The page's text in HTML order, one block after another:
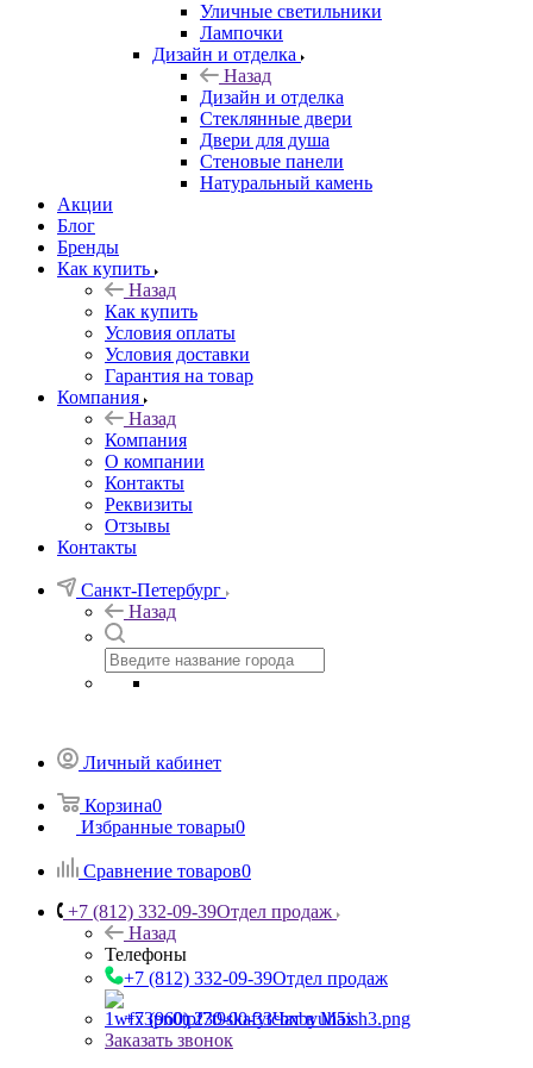
Уличные светильники
Лампочки
Дизайн и отделка
Назад
Дизайн и отделка
Стеклянные двери
Двери для душа
Стеновые панели
Натуральный камень
Акции
Блог
Бренды
Как купить
Назад
Как купить
Условия оплаты
Условия доставки
Гарантия на товар
Компания
Назад
Компания
О компании
Контакты
Реквизиты
Отзывы
Контакты
Санкт-Петербург
Назад
Личный кабинет
Корзина0
Избранные товары0
Сравнение товаров0
+7 (812) 332-09-39Отдел продаж
Назад
Телефоны
+7 (812) 332-09-39Отдел продаж
+7 (960) 230-00-33Чат в Max
Заказать звонок